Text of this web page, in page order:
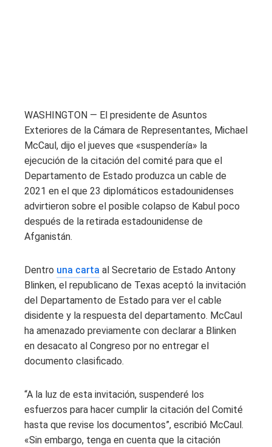
WASHINGTON — El presidente de Asuntos
Exteriores de la Cámara de Representantes, Michael
McCaul, dijo el jueves que «suspendería» la
ejecución de la citación del comité para que el
Departamento de Estado produzca un cable de
2021 en el que 23 diplomáticos estadounidenses
advirtieron sobre el posible colapso de Kabul poco
después de la retirada estadounidense de
Afganistán.
Dentro una carta al Secretario de Estado Antony
Blinken, el republicano de Texas aceptó la invitación
del Departamento de Estado para ver el cable
disidente y la respuesta del departamento. McCaul
ha amenazado previamente con declarar a Blinken
en desacato al Congreso por no entregar el
documento clasificado.
“A la luz de esta invitación, suspenderé los
esfuerzos para hacer cumplir la citación del Comité
hasta que revise los documentos”, escribió McCaul.
«Sin embargo, tenga en cuenta que la citación